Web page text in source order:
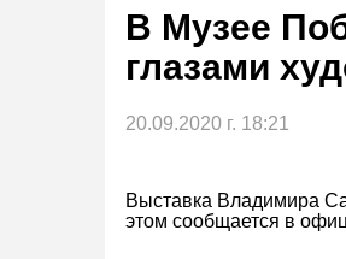
В Музее
глазами
20.09.2020 г. 18:21
Выставка Владимира
этом сообщается в